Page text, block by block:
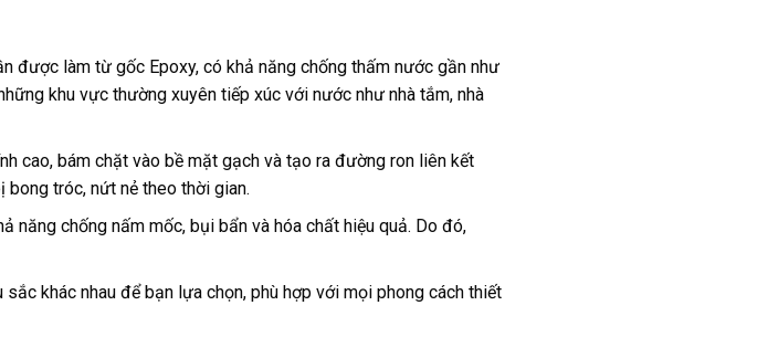
được làm từ gốc Epoxy, có khả năng chống thấm nước gần như
khu vực thường xuyên tiếp xúc với nước như nhà tắm, nhà
cao, bám chặt vào bề mặt gạch và tạo ra đường ron liên kết
bong tróc, nứt nẻ theo thời gian.
năng chống nấm mốc, bụi bẩn và hóa chất hiệu quả. Do đó,
sắc khác nhau để bạn lựa chọn, phù hợp với mọi phong cách thiết